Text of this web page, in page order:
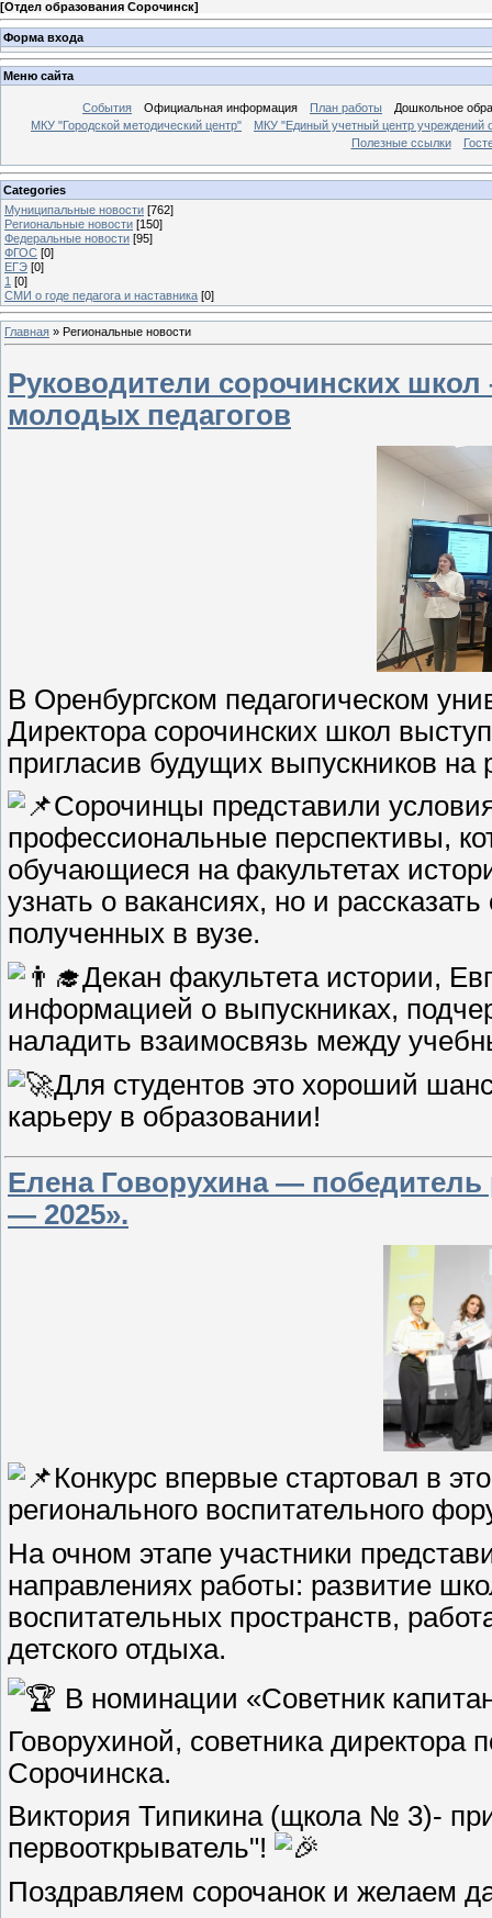
[Отдел образования Сорочинск]
Форма входа
Меню сайта
События Официальная информация План работы
Дошкольное
МКУ "Городской методический центр"
МКУ "Единый учетный центр учреждений
Полезные ссылки
Categories
Муниципальные новости [762]
Региональные новости [150]
Федеральные новости [95]
ФГОС [0]
ЕГЭ [0]
1 [0]
СМИ о годе педагога и наставника [0]
Главная » Региональные новости
Руководители сорочинских школ
молодых педагогов
В Оренбургском педагогическом
Директора сорочинских школ
пригласив будущих выпускников на
Сорочинцы представили
профессиональные перспективы,
обучающиеся на факультетах
узнать о вакансиях, но и
полученных в вузе.
Декан факультета истории,
информацией о выпускниках,
наладить взаимосвязь между
Для студентов это хороший
карьеру в образовании!
Елена Говорухина — победитель
— 2025».
Конкурс впервые стартовал в
регионального воспитательного
На очном этапе участники
направлениях работы: развитие
воспитательных пространств,
детского отдыха.
В номинации «Советник
Говорухиной, советника
Сорочинска.
Виктория Типикина (щкола № 3)-
первооткрыватель"!
Поздравляем сорочанок и желаем